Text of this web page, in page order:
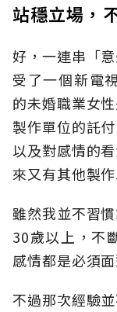
站穩立場，
好，一連串「
受了一個新電
的未婚職業女
製作單位的託
以及對感情的
來又有其他製
雖然我並不習
30歲以上，不
感情都是必須
不過那次經驗